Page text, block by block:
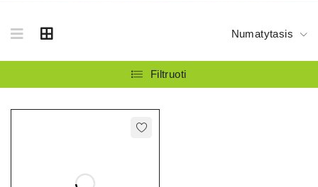
Numatytasis
Filtruoti